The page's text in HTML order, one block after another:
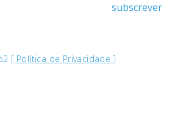
subscrever
[ Política de Privacidade ]